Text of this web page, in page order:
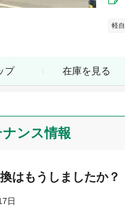
軽
プ 在庫を見る
ンス情報
はもうしましたか？
日